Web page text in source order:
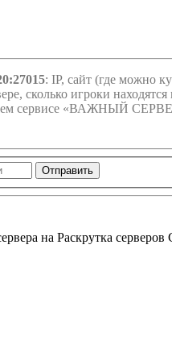
: IP, сайт (где можно
сколько игроки
сервисе «ВАЖНЫЙ
Отправить
на Раскрутка